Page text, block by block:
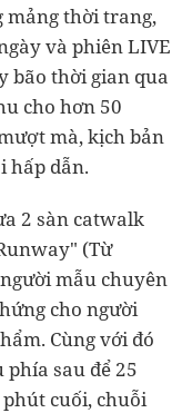
mảng thời trang,
và phiên LIVE
bão thời gian qua
cho hơn 50
mà, kịch bản
hấp dẫn.
2 sàn catwalk
(Từ
mẫu chuyên
cho người
Cùng với đó
sau để 25
cuối, chuỗi